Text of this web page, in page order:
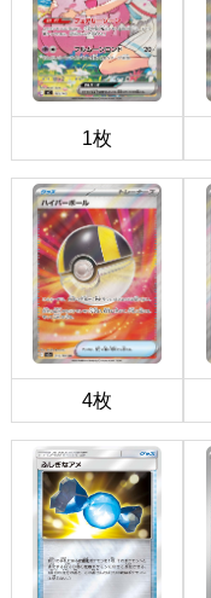
1枚
4枚